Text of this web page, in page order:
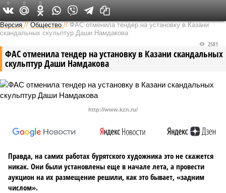
Версия в Татарстане
Версия //Общество //ФАС отменила тендер на установку в Казани
скандальных скульптур Даши Намдакова
ФАС отменила тендер на установку в Казани скандальных
скульптур Даши Намдакова
2581
http://www.kzn.ru/
Правда, на самих работах бурятского художника это не скажется
никак. Они были установлены еще в начале лета, а провести
аукцион на их размещение решили, как это бывает, «задним
числом».
0 0 0